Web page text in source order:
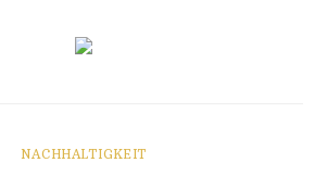
NACHHALTIGKEIT